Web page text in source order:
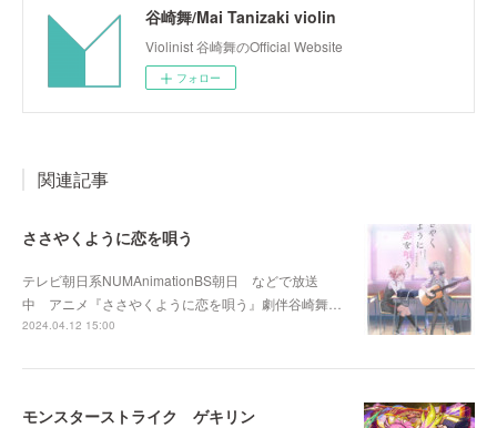
谷崎舞/Mai Tanizaki violin
Violinist 谷崎舞のOfficial Website
フォロー
関連記事
ささやくように恋を唄う
テレビ朝日系NUMAnimationBS朝日 などで放送
中 アニメ『ささやくように恋を唄う』劇伴谷崎舞…
2024.04.12 15:00
モンスターストライク ゲキリン